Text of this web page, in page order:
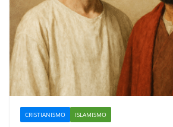
CRISTIANISMO ISLAMISMO